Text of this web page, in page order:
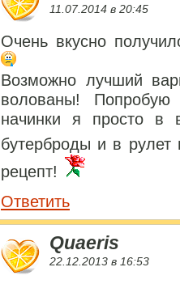
11.07.2014 в 20:45
Очень вкусно
Возможно лучший
волованы!
начинки я просто в
бутерброды и в
рецепт!
Ответить
Quaeris
22.12.2013 в 16:53